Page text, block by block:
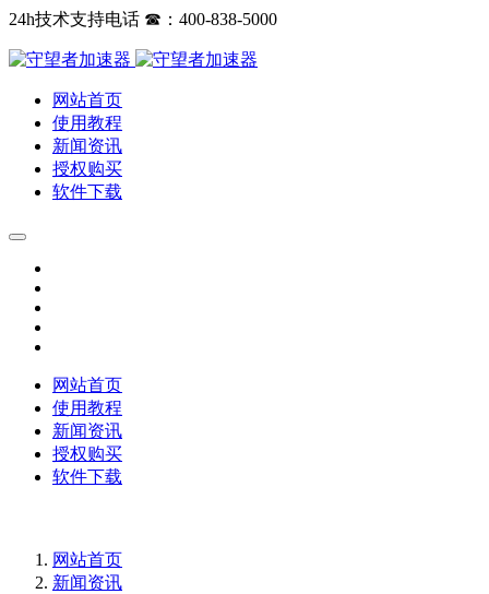
24h技术支持电话 ☎：400-838-5000
网站首页
使用教程
新闻资讯
授权购买
软件下载
网站首页
使用教程
新闻资讯
授权购买
软件下载
网站首页
新闻资讯